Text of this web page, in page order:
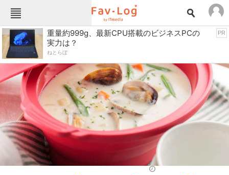
Fav-Logカテゴリー一覧
TOP
インテリア・収納 おもちゃ・ホビー
カメラ キッチン家電
キッチン用品 ゲーム
コンテンツ・サービス スイーツ・お菓子
スポーツ・レジャー スマホ・携帯電話
パソコン・タブレット ファッション
重量約999g、最新CPU搭載のビジネスPCの
実力は？
ねとらぼ
PR